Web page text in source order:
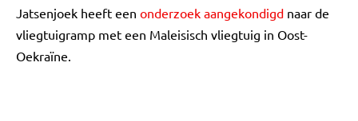
Jatsenjoek heeft een onderzoek aangekondigd naar de
vliegtuigramp met een Maleisisch vliegtuig in Oost-
Oekraïne.